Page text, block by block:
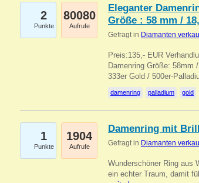
2
Punkte
80080
Aufrufe
Eleganter
Größe : 58 mm /
Gefragt in Diamanten
Preis:135,- EUR
Damenring Größe: 58mm
333er Gold / 500er-
damenring palladium gold
1
Punkte
1904
Aufrufe
Damenring mit
Gefragt in Diamanten
Wunderschöner Ring aus
ein echter Traum, damit